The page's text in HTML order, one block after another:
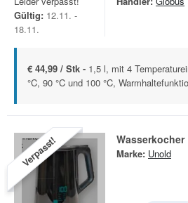
Gültig: 12.11. -
18.11.
€ 44,99 / Stk - 1,5 l, mit 4
°C, 90 °C und 100 °C,
Verpasst! Wasserkocher
Marke: Unold